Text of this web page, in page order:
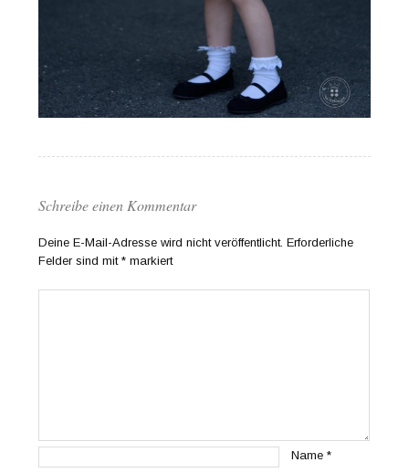
Schreibe einen Kommentar
Deine E-Mail-Adresse wird nicht veröffentlicht. Erforderliche
Felder sind mit* markiert
Name*